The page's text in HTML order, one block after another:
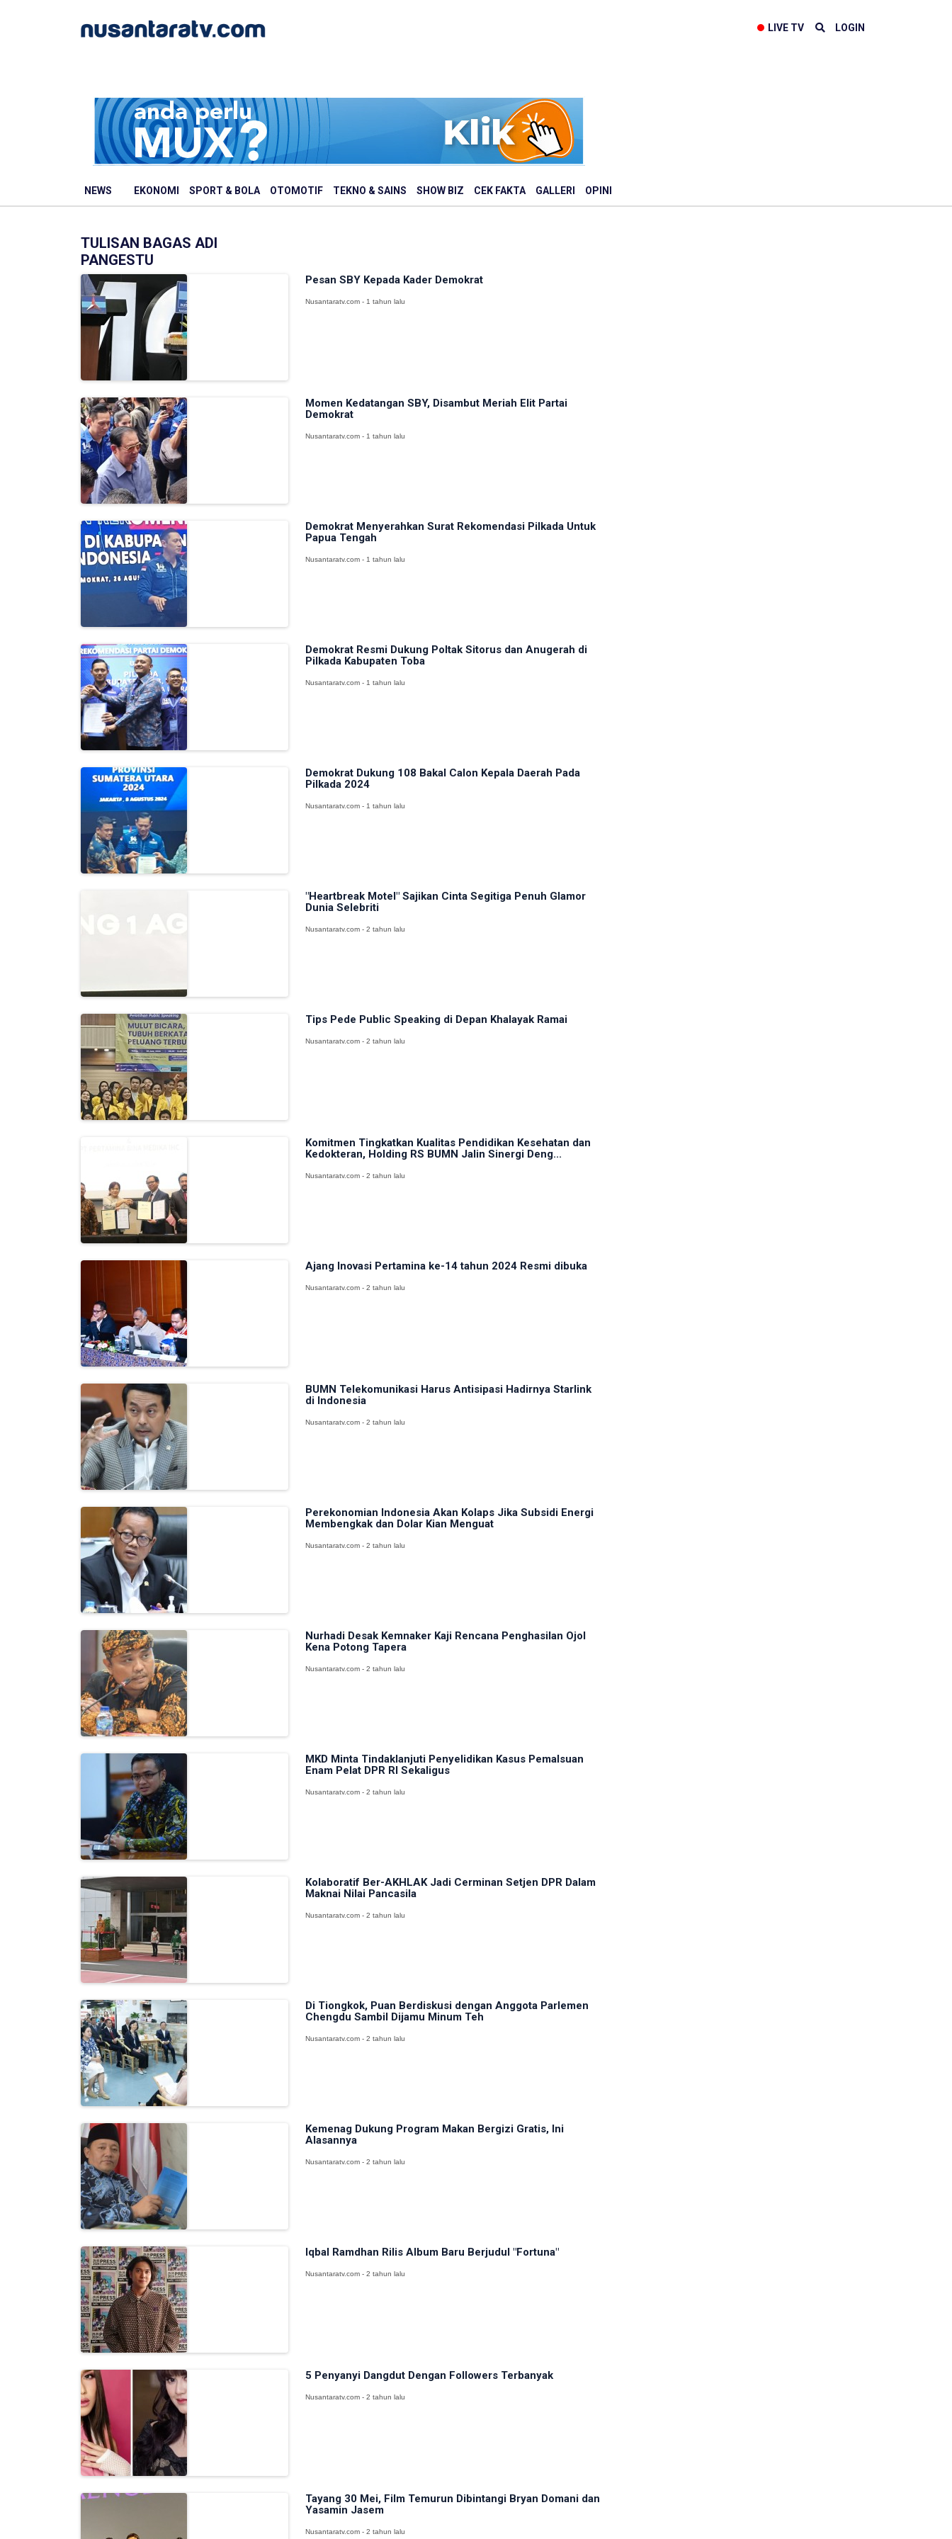
LIVE TV LOGIN
NEWS EKONOMI SPORT & BOLA OTOMOTIF TEKNO & SAINS SHOW BIZ CEK FAKTA GALLERI OPINI
TULISAN BAGAS ADI
PANGESTU
Pesan SBY Kepada Kader Demokrat
Nusantaratv.com - 1 tahun lalu
Momen Kedatangan SBY, Disambut Meriah Elit Partai
Demokrat
Nusantaratv.com - 1 tahun lalu
Demokrat Menyerahkan Surat Rekomendasi Pilkada Untuk
Papua Tengah
Nusantaratv.com - 1 tahun lalu
Demokrat Resmi Dukung Poltak Sitorus dan Anugerah di
Pilkada Kabupaten Toba
Nusantaratv.com - 1 tahun lalu
Demokrat Dukung 108 Bakal Calon Kepala Daerah Pada
Pilkada 2024
Nusantaratv.com - 1 tahun lalu
"Heartbreak Motel" Sajikan Cinta Segitiga Penuh Glamor
Dunia Selebriti
Nusantaratv.com - 2 tahun lalu
Tips Pede Public Speaking di Depan Khalayak Ramai
Nusantaratv.com - 2 tahun lalu
Komitmen Tingkatkan Kualitas Pendidikan Kesehatan dan
Kedokteran, Holding RS BUMN Jalin Sinergi Deng...
Nusantaratv.com - 2 tahun lalu
Ajang Inovasi Pertamina ke-14 tahun 2024 Resmi dibuka
Nusantaratv.com - 2 tahun lalu
BUMN Telekomunikasi Harus Antisipasi Hadirnya Starlink
di Indonesia
Nusantaratv.com - 2 tahun lalu
Perekonomian Indonesia Akan Kolaps Jika Subsidi Energi
Membengkak dan Dolar Kian Menguat
Nusantaratv.com - 2 tahun lalu
Nurhadi Desak Kemnaker Kaji Rencana Penghasilan Ojol
Kena Potong Tapera
Nusantaratv.com - 2 tahun lalu
MKD Minta Tindaklanjuti Penyelidikan Kasus Pemalsuan
Enam Pelat DPR RI Sekaligus
Nusantaratv.com - 2 tahun lalu
Kolaboratif Ber-AKHLAK Jadi Cerminan Setjen DPR Dalam
Maknai Nilai Pancasila
Nusantaratv.com - 2 tahun lalu
Di Tiongkok, Puan Berdiskusi dengan Anggota Parlemen
Chengdu Sambil Dijamu Minum Teh
Nusantaratv.com - 2 tahun lalu
Kemenag Dukung Program Makan Bergizi Gratis, Ini
Alasannya
Nusantaratv.com - 2 tahun lalu
Iqbal Ramdhan Rilis Album Baru Berjudul "Fortuna"
Nusantaratv.com - 2 tahun lalu
5 Penyanyi Dangdut Dengan Followers Terbanyak
Nusantaratv.com - 2 tahun lalu
Tayang 30 Mei, Film Temurun Dibintangi Bryan Domani dan
Yasamin Jasem
Nusantaratv.com - 2 tahun lalu